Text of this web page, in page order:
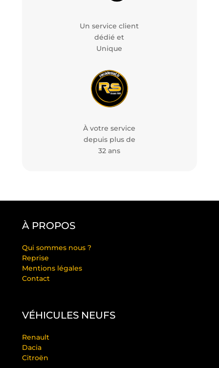
Un service client
dédié et
Unique
À votre service
depuis plus de
32 ans
À PROPOS
Qui sommes nous ?
Reprise
Mentions légales
Contact
VÉHICULES NEUFS
Renault
Dacia
Citroën